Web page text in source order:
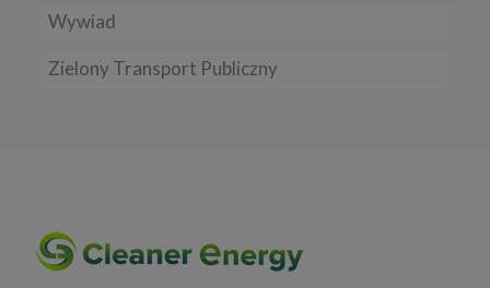
Wywiad
Zielony Transport Publiczny